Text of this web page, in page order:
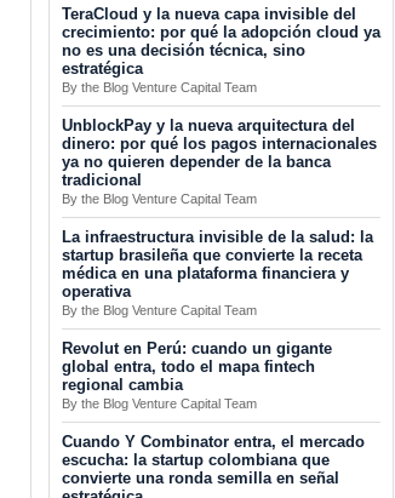
TeraCloud y la nueva capa invisible del
crecimiento: por qué la adopción cloud ya
no es una decisión técnica, sino
estratégica
By the Blog Venture Capital Team
UnblockPay y la nueva arquitectura del
dinero: por qué los pagos internacionales
ya no quieren depender de la banca
tradicional
By the Blog Venture Capital Team
La infraestructura invisible de la salud: la
startup brasileña que convierte la receta
médica en una plataforma financiera y
operativa
By the Blog Venture Capital Team
Revolut en Perú: cuando un gigante
global entra, todo el mapa fintech
regional cambia
By the Blog Venture Capital Team
Cuando Y Combinator entra, el mercado
escucha: la startup colombiana que
convierte una ronda semilla en señal